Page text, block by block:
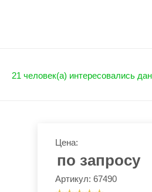
21 человек(а) интересовались
Цена:
по запросу
Артикул: 67490